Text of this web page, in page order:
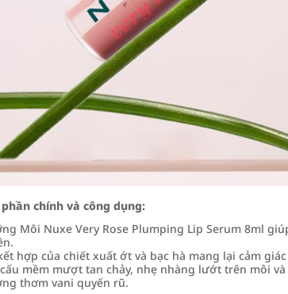
chính và công dụng:
Môi Nuxe Very Rose Plumping Lip Serum 8ml
hợp của chiết xuất ớt và bạc hà mang lại cảm
mềm mượt tan chảy, nhẹ nhàng lướt trên môi
thơm vani quyến rũ.